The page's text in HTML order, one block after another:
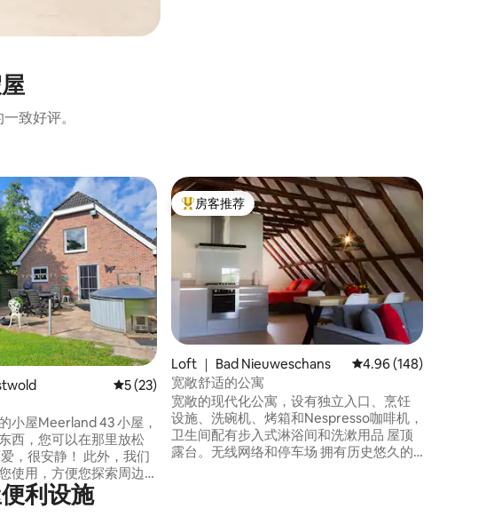
致好评。
共 144 条评价 平均评分 5 分（满分 5 分），共 23 条评价
5 (23)
屋Meerland 43 小屋，
西，您可以在那里放松
静！ 此外，我们
使用，方便您探索周边
尔丹布特湖
）。您还可以骑车穿过
热门「房客推荐」
房客推荐
Loft ｜ Bad Nieuweschans 平均评分 4.96 分（满
4.96 (148)
宽敞舒适的公寓
宽敞的现代化公寓，设有独立入口、烹饪
设施、洗碗机、烤箱和Nespresso咖啡机，
卫生间配有步入式淋浴间和洗漱用品 屋顶
露台。无线网络和停车场 拥有历史悠久的
利设施